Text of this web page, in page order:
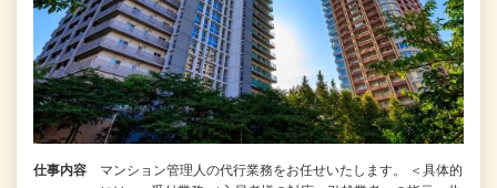
仕事内容
マンション管理人の代行業務をお任せいたします。 ＜具体的